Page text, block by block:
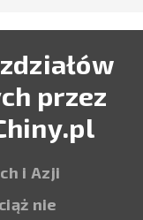
przez
i Azji
nie